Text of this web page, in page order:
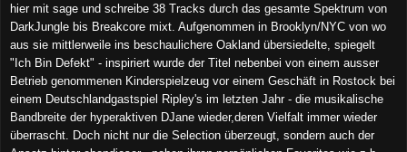
hier mit sage und schreibe 38 Tracks durch das gesamte Spektrum von
DarkJungle bis Breakcore mixt. Aufgenommen in Brooklyn/NYC von wo
aus sie mittlerweile ins beschaulichere Oakland übersiedelte, spiegelt
"Ich Bin Defekt" - inspiriert wurde der Titel nebenbei von einem ausser
Betrieb genommenen Kinderspielzeug vor einem Geschäft in Rostock bei
einem Deutschlandgastspiel Ripley's im letzten Jahr - die musikalische
Bandbreite der hyperaktiven DJane wieder,deren Vielfalt immer wieder
überrascht. Doch nicht nur die Selection überzeugt, sondern auch der